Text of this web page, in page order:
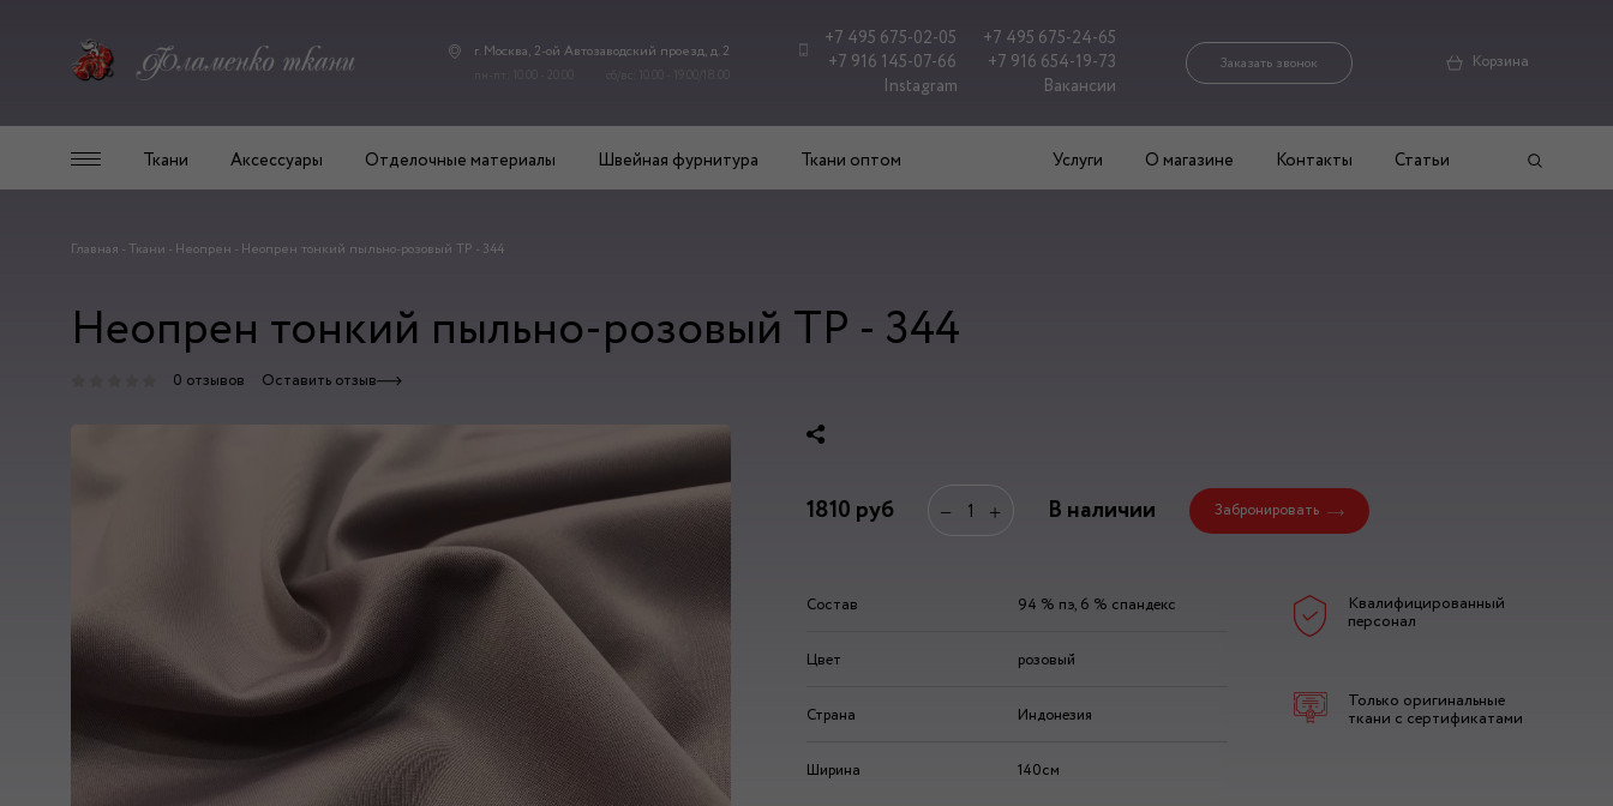
г. Москва, 2-ой Автозаводский проезд, д. 2
+7 495 675-02-05
+7 495 675-24-65
+7 916 145-07-66
+7 916 654-19-73
Instagram
Вакансии
Заказать звонок Корзина
Ткани Аксессуары Отделочные материалы Швейная фурнитура Ткани оптом Услуги О магазине Контакты Статьи
Главная - Ткани - Неопрен - Неопрен тонкий пыльно-розовый ТР - 344
Неопрен тонкий пыльно-розовый ТР - 344
0 отзывов Оставить отзыв
1810 руб − + В наличии Забронировать
Состав 94 % пэ, 6 % спандекс
Цвет розовый
Страна Индонезия
Ширина 140см
Квалифицированный
персонал
Только оригинальные
ткани с сертификатами